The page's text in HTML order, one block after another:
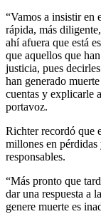
“Vamos a insistir en
rápida, más
ahí afuera que está
que aquellos que
justicia, pues
han generado
cuentas y explicarle
portavoz.
Richter recordó que
millones en pérdidas
responsables.
“Más pronto que
dar una respuesta a
genere muerte es